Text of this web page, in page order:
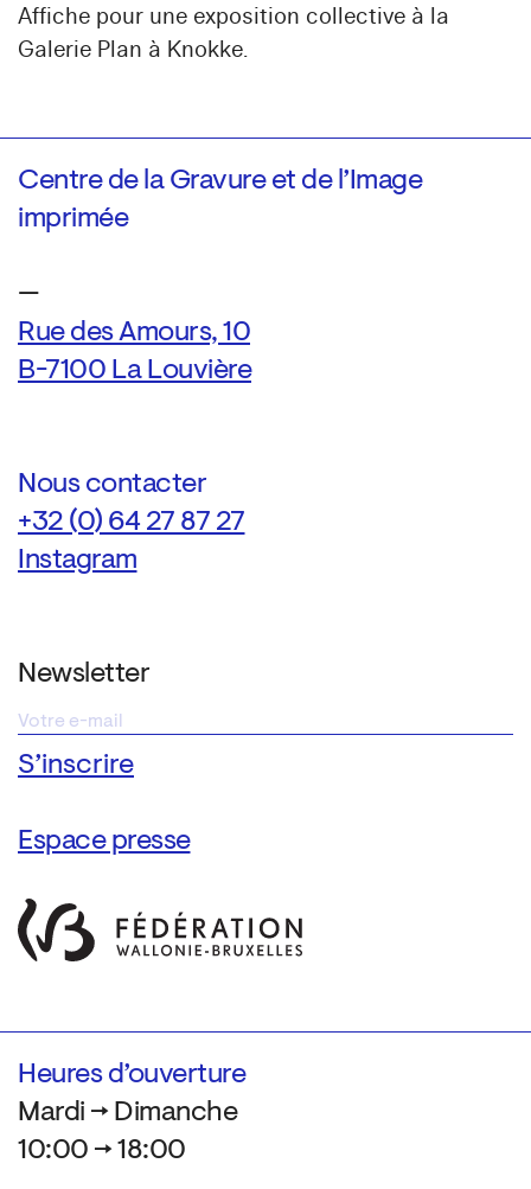
Affiche pour une exposition collective à la
Galerie Plan à Knokke.
Centre de la Gravure et de l’Image
imprimée
—
Rue des Amours, 10
B-7100 La Louvière
Nous contacter
+32 (0) 64 27 87 27
Instagram
Newsletter
Espace presse
Heures d’ouverture
Mardi → Dimanche
10:00 → 18:00